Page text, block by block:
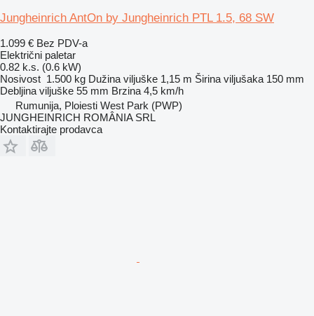
Jungheinrich AntOn by Jungheinrich PTL 1.5, 68 SW
1.099 € Bez PDV-a
Električni paletar
0.82 k.s. (0.6 kW)
Nosivost 1.500 kg Dužina viljuške 1,15 m Širina viljušaka 150 mm
Debljina viljuške 55 mm Brzina 4,5 km/h
Rumunija, Ploiesti West Park (PWP)
JUNGHEINRICH ROMÂNIA SRL
Kontaktirajte prodavca